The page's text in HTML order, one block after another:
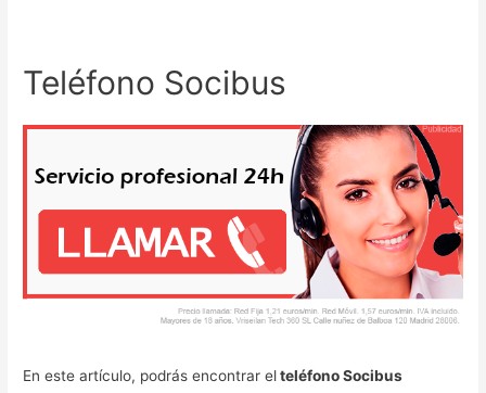
Teléfono Socibus
En este artículo, podrás encontrar elteléfono Socibus